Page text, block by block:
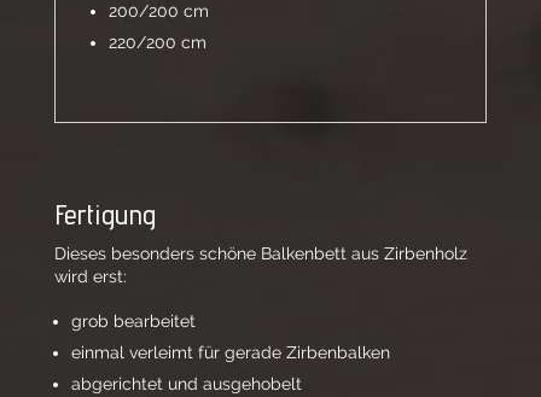
200/200 cm
220/200 cm
Fertigung
Dieses besonders schöne Balkenbett aus Zirbenholz
wird erst:
grob bearbeitet
einmal verleimt für gerade Zirbenbalken
abgerichtet und ausgehobelt